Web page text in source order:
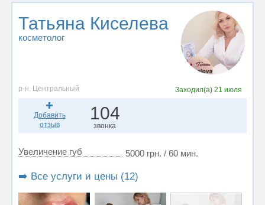
Татьяна Киселева
косметолог
р-н. Центральный Заходил(а)21 июля
Добавить
отзыв
104
звонка
Увеличение губ 5000 грн. / 60 мин.
➡️ Все услуги и цены (12)